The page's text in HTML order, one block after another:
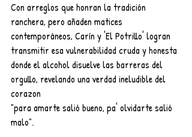
Con arreglos que honran la tradición
ranchera, pero añaden matices
contemporáneos, Carín y 'El Potrillo' logran
transmitir esa vulnerabilidad cruda y honesta
donde el alcohol disuelve las barreras del
orgullo, revelando una verdad ineludible del
corazon
"para amarte salió bueno, pa' olvidarte salió
malo".